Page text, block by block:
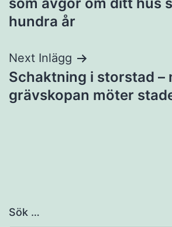
hundra år
Next Inlägg
Schaktning i storstad –
grävskopan möter
Sök …